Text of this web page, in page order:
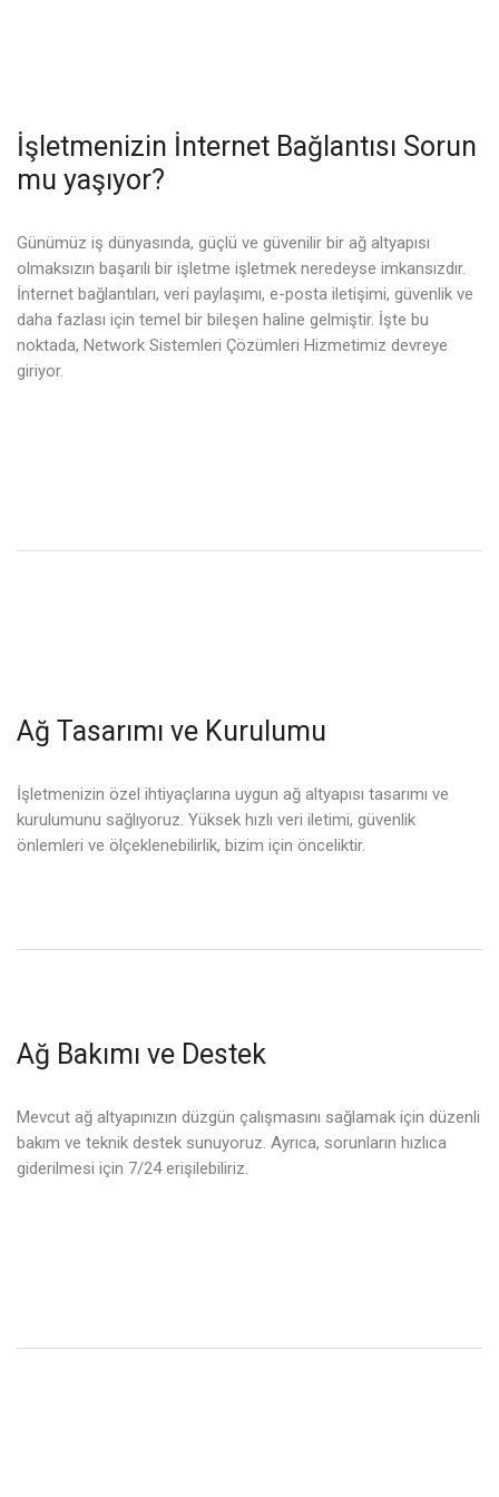
İşletmenizin İnternet Bağlantısı Sorun
mu yaşıyor?
Günümüz iş dünyasında, güçlü ve güvenilir bir ağ altyapısı
olmaksızın başarılı bir işletme işletmek neredeyse imkansızdır.
İnternet bağlantıları, veri paylaşımı, e-posta iletişimi, güvenlik ve
daha fazlası için temel bir bileşen haline gelmiştir. İşte bu
noktada, Network Sistemleri Çözümleri Hizmetimiz devreye
giriyor.
Ağ Tasarımı ve Kurulumu
İşletmenizin özel ihtiyaçlarına uygun ağ altyapısı tasarımı ve
kurulumunu sağlıyoruz. Yüksek hızlı veri iletimi, güvenlik
önlemleri ve ölçeklenebilirlik, bizim için önceliktir.
Ağ Bakımı ve Destek
Mevcut ağ altyapınızın düzgün çalışmasını sağlamak için düzenli
bakım ve teknik destek sunuyoruz. Ayrıca, sorunların hızlıca
giderilmesi için 7/24 erişilebiliriz.